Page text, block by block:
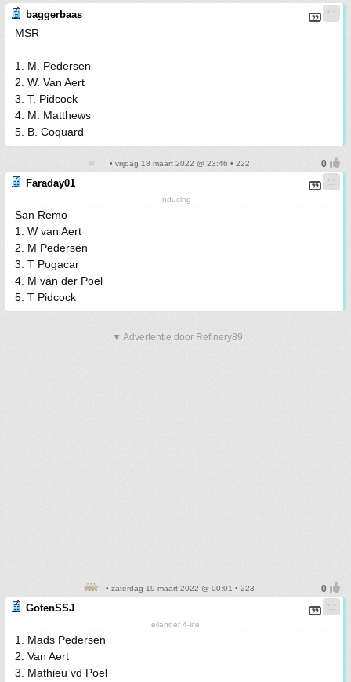
baggerbaas
MSR
1. M. Pedersen
2. W. Van Aert
3. T. Pidcock
4. M. Matthews
5. B. Coquard
• vrijdag 18 maart 2022 @ 23:46 • 222
Faraday01
Inducing
San Remo
1. W van Aert
2. M Pedersen
3. T Pogacar
4. M van der Poel
5. T Pidcock
▼ Advertentie door Refinery89
• zaterdag 19 maart 2022 @ 00:01 • 223
GotenSSJ
eilander 4-life
1. Mads Pedersen
2. Van Aert
3. Mathieu vd Poel